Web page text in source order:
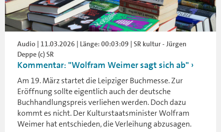
Audio | 11.03.2026 | Länge: 00:03:09 | SR kultur - Jürgen
Deppe (c) SR
Kommentar: "Wolfram Weimer sagt sich ab"
Am 19. März startet die Leipziger Buchmesse. Zur
Eröffnung sollte eigentlich auch der deutsche
Buchhandlungspreis verliehen werden. Doch dazu
kommt es nicht. Der Kulturstaatsminister Wolfram
Weimer hat entschieden, die Verleihung abzusagen.